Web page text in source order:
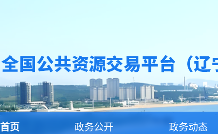
首页 政务公开 政务动态